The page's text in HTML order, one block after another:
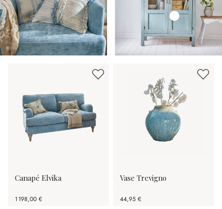
Canapé Elvika
1 198,00 €
Vase Trevigno
44,95 €